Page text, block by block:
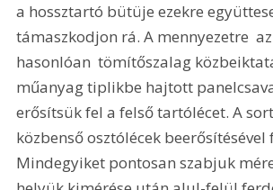
a hossztartó bütüje ezekre
támaszkodjon rá. A mennyezetre 
hasonlóan  tömítőszalag
műanyag tiplikbe hajtott
erősítsük fel a felső tartólécet. A
közbenső osztólécek beerősítésével
Mindegyiket pontosan szabjuk